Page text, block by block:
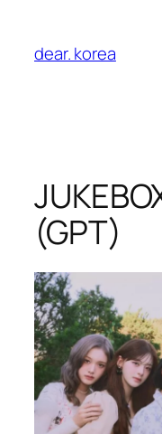
contenu
dear. korea
(GPT)